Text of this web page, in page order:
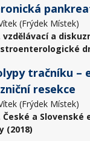
(Frýdek Místek)
vzdělávací a
tračníku –
resekce
(Frýdek Místek)
České a Slovenské
(2018)